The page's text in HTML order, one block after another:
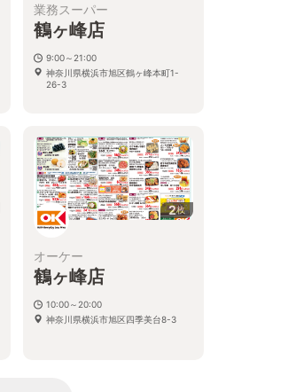
業務スーパー
鶴ヶ峰店
9:00～21:00
神奈川県横浜市旭区鶴ヶ峰本町1-
26-3
2枚
オーケー
鶴ヶ峰店
10:00～20:00
神奈川県横浜市旭区四季美台8-3